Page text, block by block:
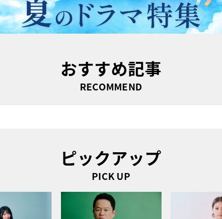
おすすめ記事
RECOMMEND
ピックアップ
PICK UP